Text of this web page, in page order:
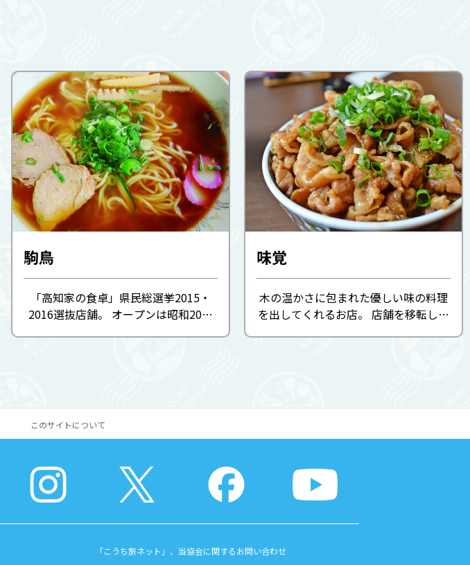
駒鳥
「高知家の食卓」県民総選挙2015・
2016選抜店舗。 オープンは昭和20年
味覚
木の温かさに包まれた優しい味の料理
を出してくれるお店。 店舗を移転して
このサイトについて
「こうち旅ネット」、当協会に関するお問い合わせ